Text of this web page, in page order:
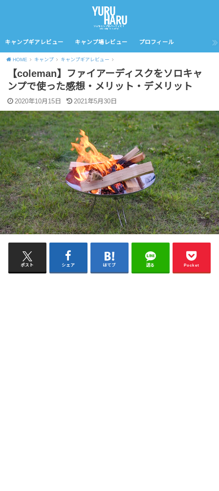
キャンプギアレビュー キャンプ場レビュー プロフィール
HOME キャンプ キャンプギアレビュー
【coleman】ファイアーディスクをソロキャ
ンプで使った感想・メリット・デメリット
2020年10月15日 2021年5月30日
ポスト シェア はてブ 送る Pocket